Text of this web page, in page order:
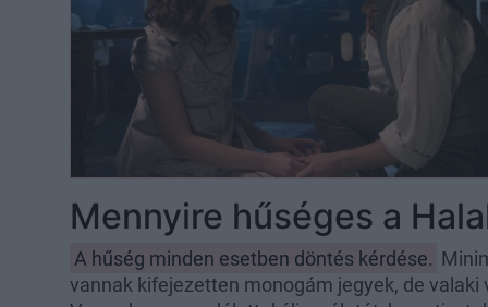
Mennyire hűséges a
A hűség minden esetben döntés kérdése.
vannak kifejezetten monogám jegyek, de valaki